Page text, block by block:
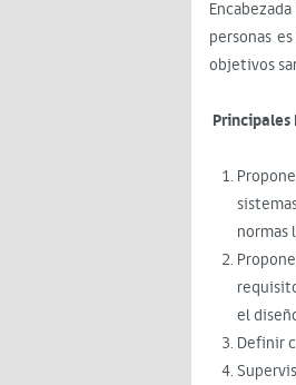
personas
objetivos
Principales
normas
el
Definir